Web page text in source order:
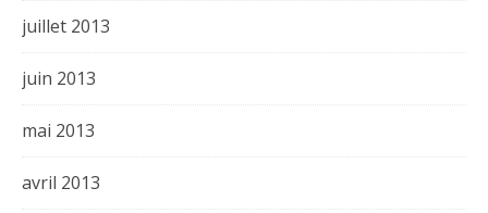
juillet 2013
juin 2013
mai 2013
avril 2013